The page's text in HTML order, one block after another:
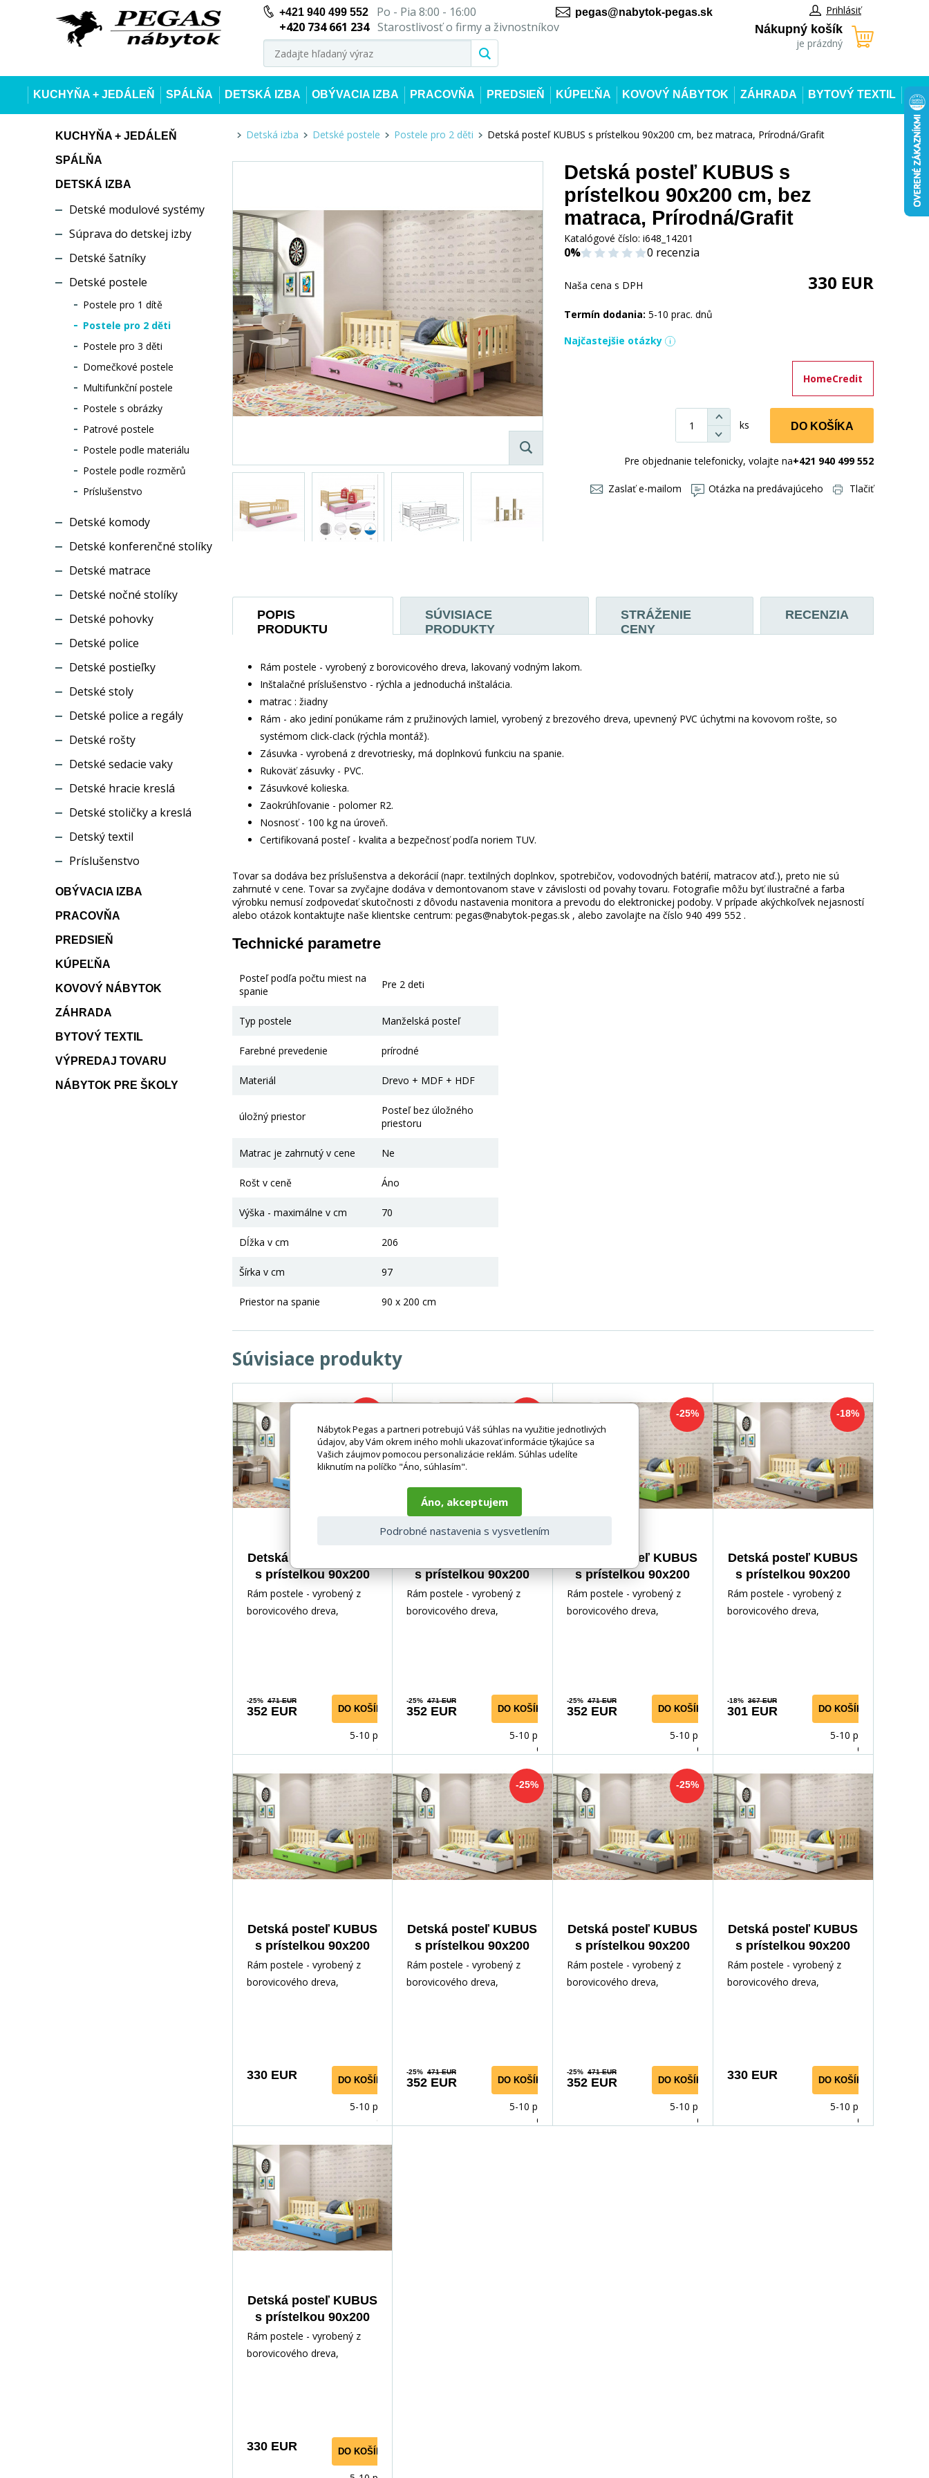
+421 940 499 552
Po - Pia 8:00 - 16:00
+420 734 661 234 Starostlivosť o firmy a živnostníkov
pegas@nabytok-pegas.sk Prihlásiť
Nákupný košík
je prázdný
KUCHYŇA + JEDÁLEŇ SPÁLŇA DETSKÁ IZBA OBÝVACIA IZBA PRACOVŇA PREDSIEŇ KÚPEĽŇA KOVOVÝ NÁBYTOK ZÁHRADA BYTOVÝ TEXTIL
KUCHYŇA + JEDÁLEŇ
SPÁLŇA
DETSKÁ IZBA
Detské modulové systémy
Súprava do detskej izby
Detské šatníky
Detské postele
Postele pro 1 dítě
Postele pro 2 děti
Postele pro 3 děti
Domečkové postele
Multifunkční postele
Postele s obrázky
Patrové postele
Postele podle materiálu
Postele podle rozměrů
Príslušenstvo
Detské komody
Detské konferenčné stolíky
Detské matrace
Detské nočné stolíky
Detské pohovky
Detské police
Detské postieľky
Detské stoly
Detské police a regály
Detské rošty
Detské sedacie vaky
Detské hracie kreslá
Detské stoličky a kreslá
Detský textil
Príslušenstvo
OBÝVACIA IZBA
PRACOVŇA
PREDSIEŇ
KÚPEĽŇA
KOVOVÝ NÁBYTOK
ZÁHRADA
BYTOVÝ TEXTIL
VÝPREDAJ TOVARU
NÁBYTOK PRE ŠKOLY
Detská izba Detské postele Postele pro 2 děti Detská posteľ KUBUS s prístelkou 90x200 cm, bez matraca, Prírodná/Grafit
Detská posteľ KUBUS s
prístelkou 90x200 cm, bez
matraca, Prírodná/Grafit
Katalógové číslo: i648_14201
0% 0 recenzia
Naša cena s DPH 330 EUR
Termín dodania: 5-10 prac. dnů
Najčastejšie otázky
HomeCredit
ks DO KOŠÍKA
Pre objednanie telefonicky, volajte na+421 940 499 552
Zaslať e-mailom Otázka na predávajúceho Tlačiť
POPIS
PRODUKTU
SÚVISIACE
PRODUKTY
STRÁŽENIE
CENY
RECENZIA
Rám postele - vyrobený z borovicového dreva, lakovaný vodným lakom.
Inštalačné príslušenstvo - rýchla a jednoduchá inštalácia.
matrac : žiadny
Rám - ako jediní ponúkame rám z pružinových lamiel, vyrobený z brezového dreva, upevnený PVC úchytmi na kovovom rošte, so
systémom click-clack (rýchla montáž).
Zásuvka - vyrobená z drevotriesky, má doplnkovú funkciu na spanie.
Rukoväť zásuvky - PVC.
Zásuvkové kolieska.
Zaokrúhľovanie - polomer R2.
Nosnosť - 100 kg na úroveň.
Certifikovaná posteľ - kvalita a bezpečnosť podľa noriem TUV.
Tovar sa dodáva bez príslušenstva a dekorácií (napr. textilných doplnkov, spotrebičov, vodovodných batérií, matracov atď.), preto nie sú
zahrnuté v cene. Tovar sa zvyčajne dodáva v demontovanom stave v závislosti od povahy tovaru. Fotografie môžu byť ilustračné a farba
výrobku nemusí zodpovedať skutočnosti z dôvodu nastavenia monitora a prevodu do elektronickej podoby. V prípade akýchkoľvek nejasností
alebo otázok kontaktujte naše klientske centrum: pegas@nabytok-pegas.sk , alebo zavolajte na číslo 940 499 552 .
Technické parametre
Posteľ podľa počtu miest na
spanie
Pre 2 deti
Typ postele Manželská posteľ
Farebné prevedenie prírodné
Materiál Drevo + MDF + HDF
úložný priestor
Posteľ bez úložného
priestoru
Matrac je zahrnutý v cene Ne
Rošt v ceně Áno
Výška - maximálne v cm 70
Dĺžka v cm 206
Šírka v cm 97
Priestor na spanie 90 x 200 cm
Súvisiace produkty
Detská posteľ KUBUS
s prístelkou 90x200
cm, s matracami,
Prírodná/Modrá
Rám postele - vyrobený z
borovicového dreva,
-25% 471 EUR
352 EUR DO KOŠÍKA
5-10 prac.
dnů
s prístelkou 90x200
cm, s matracami,
Prírodná/Ružová
Rám postele - vyrobený z
borovicového dreva,
-25% 471 EUR
352 EUR DO KOŠÍKA
5-10 prac.
dnů
-25%
Detská posteľ KUBUS
s prístelkou 90x200
cm, s matracmi,
Prírodná/Zelená
Rám postele - vyrobený z
borovicového dreva,
-25% 471 EUR
352 EUR DO KOŠÍKA
5-10 prac.
dnů
-18%
Detská posteľ KUBUS
s prístelkou 90x200
cm, bez matraca,
Prírodná/Grafit
Rám postele - vyrobený z
borovicového dreva,
-18% 367 EUR
301 EUR DO KOŠÍKA
5-10 prac.
dnů
Detská posteľ KUBUS
s prístelkou 90x200
cm, bez matraca,
Prírodná/Zelená
Rám postele - vyrobený z
borovicového dreva,
330 EUR DO KOŠÍKA
5-10 prac.
dnů
-25%
Detská posteľ KUBUS
s prístelkou 90x200
cm, s matracami,
Prírodná/Grafit
Rám postele - vyrobený z
borovicového dreva,
-25% 471 EUR
352 EUR DO KOŠÍKA
5-10 prac.
dnů
-25%
Detská posteľ KUBUS
s prístelkou 90x200
cm, s matracami,
Prírodná/Grafit
Rám postele - vyrobený z
borovicového dreva,
-25% 471 EUR
352 EUR DO KOŠÍKA
5-10 prac.
dnů
Detská posteľ KUBUS
s prístelkou 90x200
cm, bez matraca,
Prírodná/Biela
Rám postele - vyrobený z
borovicového dreva,
330 EUR DO KOŠÍKA
5-10 prac.
dnů
Detská posteľ KUBUS
s prístelkou 90x200
cm, bez matraca,
Prírodná/Modrá
Rám postele - vyrobený z
borovicového dreva,
330 EUR DO KOŠÍKA
Nábytok Pegas a partneri potrebujú Váš súhlas na využitie jednotlivých
údajov, aby Vám okrem iného mohli ukazovať informácie týkajúce sa
Vašich záujmov pomocou personalizácie reklám. Súhlas udelíte
kliknutím na políčko "Áno, súhlasím".
Áno, akceptujem
Podrobné nastavenia s vysvetlením